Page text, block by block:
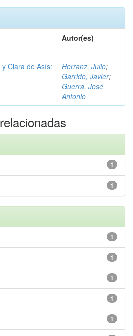
Autor(es)
Clara de Asís:
Herranz, Julio;
Garrido, Javier;
Guerra, José
Antonio
1
1
1
1
1
1
1